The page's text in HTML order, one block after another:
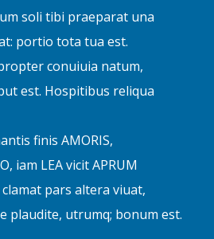
soli tibi praeparat una
portio tota tua est.
conuiuia natum,
est. Hospitibus reliqua
finis AMORIS,
iam LEA vicit APRUM
pars altera viuat,
plaudite, utrumq; bonum est.